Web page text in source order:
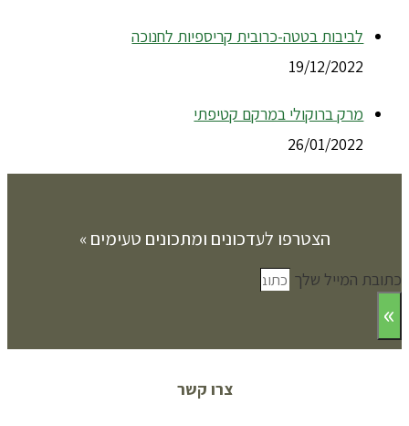
לביבות בטטה-כרובית קריספיות לחנוכה
19/12/2022
מרק ברוקולי במרקם קטיפתי
26/01/2022
הצטרפו לעדכונים ומתכונים טעימים »
כתובת המייל שלך
»
צרו קשר